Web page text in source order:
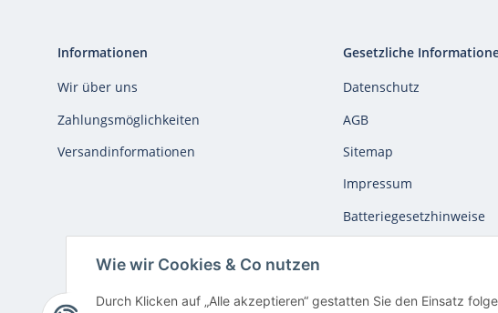
Wie wir Cookies & Co nutzen
Durch Klicken auf „Alle akzeptieren“ gestatten Sie den Einsatz
Informationen
Wir über uns
Zahlungsmöglichkeiten
Versandinformationen
Gesetzliche
Datenschutz
AGB
Sitemap
Impressum
Batteriegesetzhinweise
* Alle Preise inkl. gesetzlicher USt., inkl.Versand